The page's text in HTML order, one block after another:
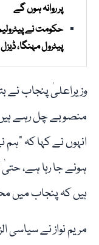
پر روانہ ہوں گے
حکومت نے
پیٹرول مہنگا،
وزیراعلیٰ پنجاب نے
منصوبے چل رہے
انہوں نے کہا کہ
ہونے جا رہا ہے،
ہیں کہ پنجاب میں
مریم نواز نے سیاسی